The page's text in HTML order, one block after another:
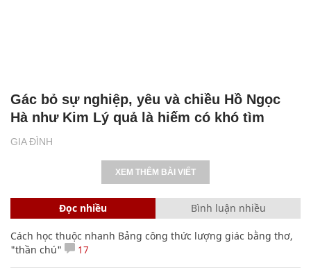
GIA ĐÌNH
Gác bỏ sự nghiệp, yêu và chiều Hồ Ngọc
Hà như Kim Lý quả là hiếm có khó tìm
XEM THÊM BÀI VIẾT
Đọc nhiều Bình luận nhiều
Cách học thuộc nhanh Bảng công thức lượng giác bằng thơ,
"thần chú"
17